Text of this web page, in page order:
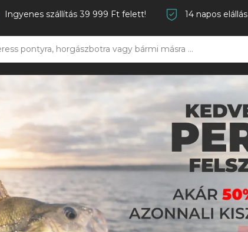
Ingyenes szállítás 39 999 Ft felett! 14 napos elállás